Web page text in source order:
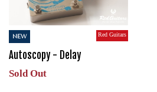
NEW Red Guitars
Autoscopy - Delay
Sold Out